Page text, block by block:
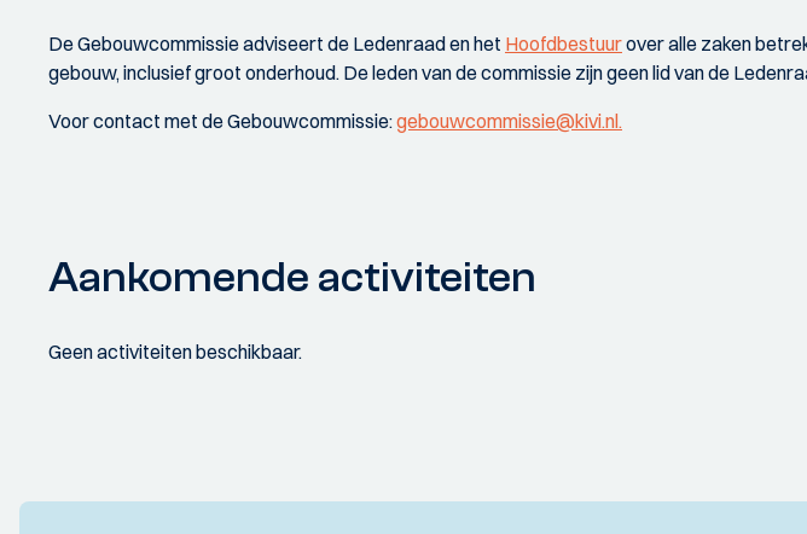
De Gebouwcommissie adviseert de Ledenraad en het Hoofdbestuurover alle zaken
gebouw, inclusief groot onderhoud. De leden van de commissie zijn geen lid van de
Voor contact met de Gebouwcommissie:gebouwcommissie@kivi.nl.
Aankomende activiteiten
Geen activiteiten beschikbaar.